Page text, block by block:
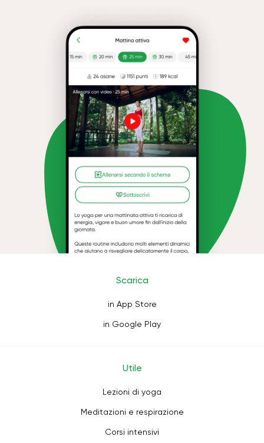
Scarica
in App Store
in Google Play
Utile
Lezioni di yoga
Meditazioni e respirazione
Corsi intensivi